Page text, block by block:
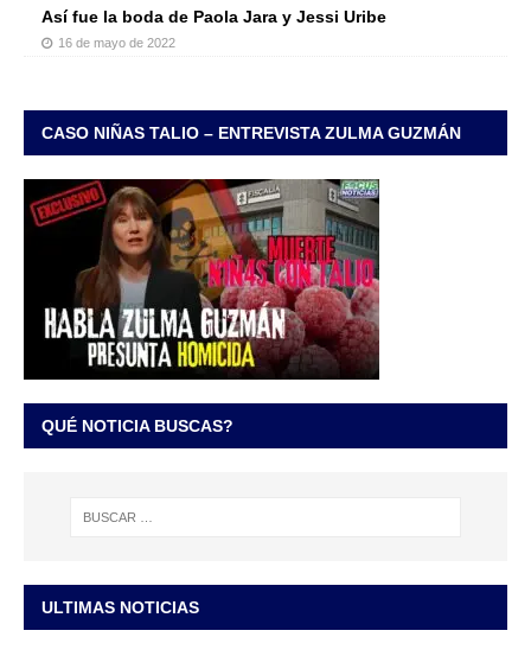
Así fue la boda de Paola Jara y Jessi Uribe
16 de mayo de 2022
CASO NIÑAS TALIO – ENTREVISTA ZULMA GUZMÁN
QUÉ NOTICIA BUSCAS?
ULTIMAS NOTICIAS